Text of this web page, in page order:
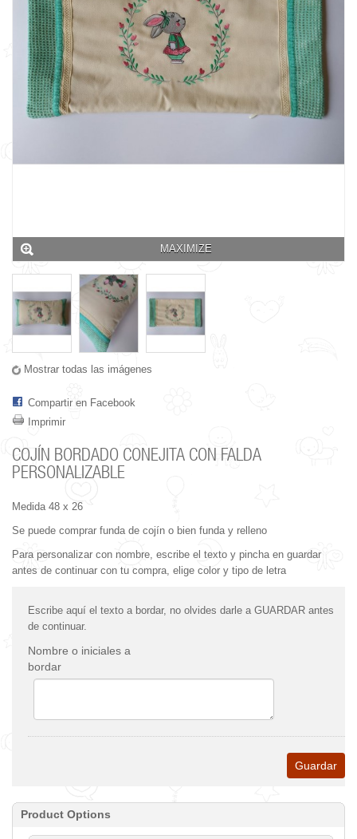
MAXIMIZE
Mostrar todas las imágenes
Compartir en Facebook
Imprimir
COJÍN BORDADO CONEJITA CON FALDA
PERSONALIZABLE
Medida 48 x 26
Se puede comprar funda de cojín o bien funda y relleno
Para personalizar con nombre, escribe el texto y pincha en guardar
antes de continuar con tu compra, elige color y tipo de letra
Escribe aquí el texto a bordar, no olvides darle a GUARDAR antes
de continuar.
Nombre o iniciales a
bordar
Product Options